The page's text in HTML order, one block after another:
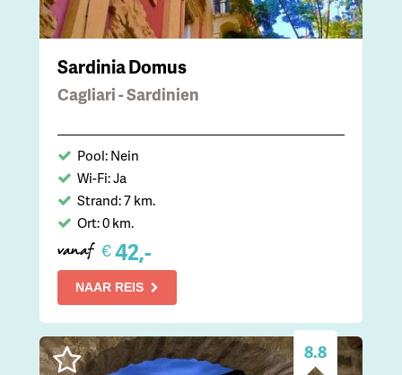
Sardinia Domus
Cagliari - Sardinien
Pool: Nein
Wi-Fi: Ja
Strand: 7 km.
Ort: 0 km.
vanaf €42,-
NAAR REIS
8.8